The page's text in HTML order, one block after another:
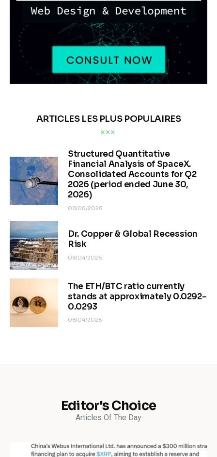
ARTICLES LES PLUS POPULAIRES
Structured Quantitative
Financial Analysis of SpaceX.
Consolidated Accounts for Q2
2026 (period ended June 30,
2026)
08/06/2026
Dr. Copper & Global Recession
Risk
08/04/2026
The ETH/BTC ratio currently
stands at approximately 0.0292–
0.0293
08/04/2026
Editor's Choice
Articles Of The Day